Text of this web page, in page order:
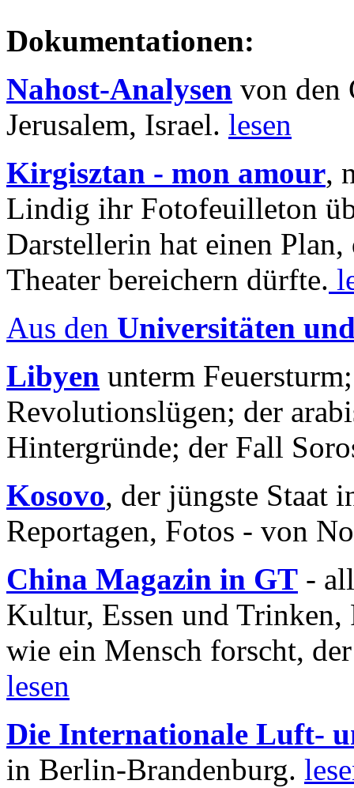
Dokumentationen:
Nahost-Analysen von den
Jerusalem, Israel. lesen
Kirgisztan - mon amour,
Lindig ihr Fotofeuilleton
Darstellerin hat einen Plan,
Theater bereichern dürfte.
Aus den Universitäten
Libyen unterm
Revolutionslügen; der
Hintergründe; der Fall
Kosovo, der jüngste Staat
Reportagen, Fotos - von
China Magazin in GT -
Kultur, Essen und
wie ein Mensch forscht,
lesen
Die Internationale Luft-
in Berlin-Brandenburg.